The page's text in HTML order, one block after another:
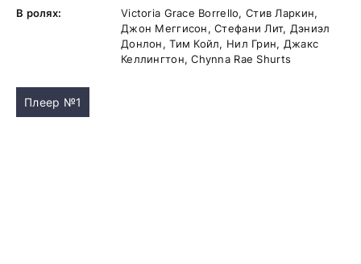
В ролях:
Victoria Grace Borrello, Стив Ларкин,
Джон Меггисон, Стефани Лит, Дэниэл
Донлон, Тим Койл, Нил Грин, Джакс
Келлингтон, Chynna Rae Shurts
Плеер №1